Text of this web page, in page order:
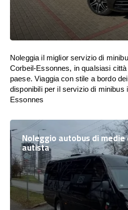
Noleggia il miglior servizio di
Corbeil-Essonnes, in qualsiasi
paese. Viaggia con stile a bordo
disponibili per il servizio di minibus
Essonnes
Noleggio autobus di medie
autista